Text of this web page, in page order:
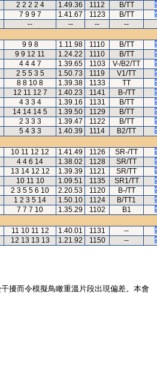
2 2 2 2 4 1.49.36 1112
B/TT
7 9 9 7 1.41.67 1123
B/TT
-- -- -- --
9 9 8 1.11.98 1110
B/TT
9 9 12 11 1.24.22 1110
B/TT
4 4 4 7 1.39.65 1103
V-/B2/TT
2 5 5 3 5 1.50.73 1119
V1/TT
8 8 10 8 1.39.38 1133
TT
12 11 12 7 1.40.23 1141
B-/TT
4 3 3 4 1.39.16 1131
B/TT
14 14 14 5 1.39.50 1129
B/TT
2 3 3 3 1.39.47 1122
B/TT
5 4 3 3 1.40.39 1114
B2/TT
10 11 12 12 1.41.49 1126
SR-/TT
4 4 6 14 1.38.02 1128
SR/TT
13 14 12 12 1.39.39 1121
SR/TT
10 11 10 1.09.51 1135
SR1/TT
2 3 5 5 6 10 2.20.53 1120
B-/TT
1 2 3 5 14 1.50.10 1124
B/TT1
7 7 7 10 1.35.29 1102
B1
11 10 11 12 1.40.01 1131
--
12 13 13 13 1.21.92 1150 --
擾而令模擬鳥瞰重溫片段出現偏差。本會